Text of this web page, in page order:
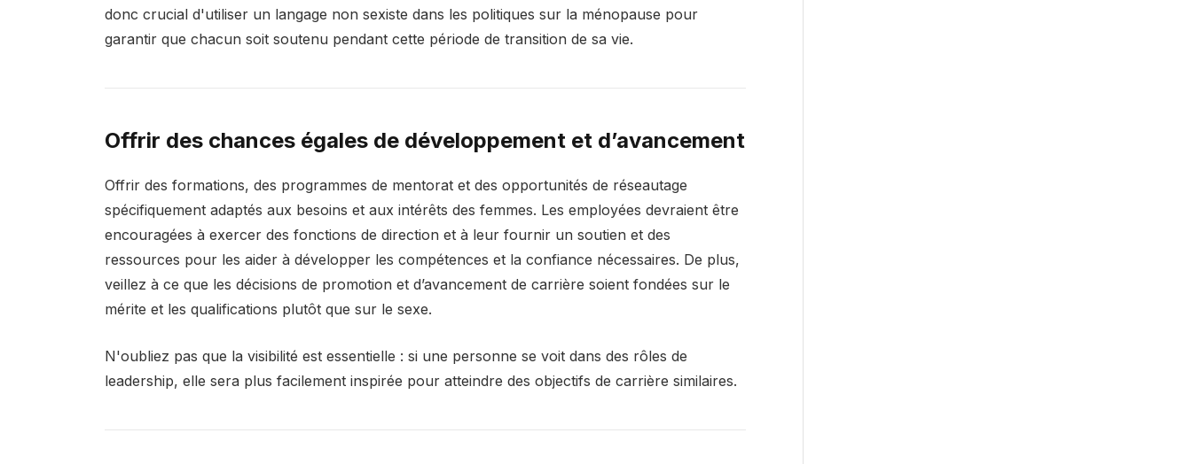
donc crucial d'utiliser un langage non sexiste dans les politiques sur la ménopause pour
garantir que chacun soit soutenu pendant cette période de transition de sa vie.
Offrir des chances égales de développement et d’avancement
Offrir des formations, des programmes de mentorat et des opportunités de réseautage
spécifiquement adaptés aux besoins et aux intérêts des femmes. Les employées devraient être
encouragées à exercer des fonctions de direction et à leur fournir un soutien et des
ressources pour les aider à développer les compétences et la confiance nécessaires. De plus,
veillez à ce que les décisions de promotion et d’avancement de carrière soient fondées sur le
mérite et les qualifications plutôt que sur le sexe.
N'oubliez pas que la visibilité est essentielle : si une personne se voit dans des rôles de
leadership, elle sera plus facilement inspirée pour atteindre des objectifs de carrière similaires.